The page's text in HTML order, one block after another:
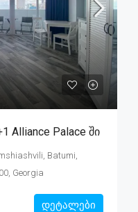
Alliance Palace Ში
Batumi,
Georgia
დეტალები